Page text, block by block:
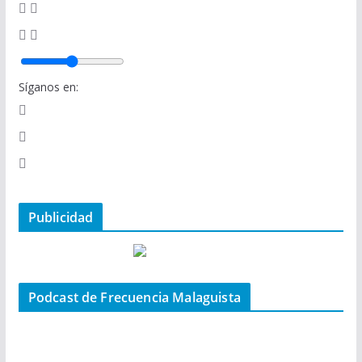
Síganos en:
Publicidad
Podcast de Frecuencia Malaguista